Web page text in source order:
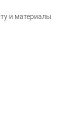
и материалы